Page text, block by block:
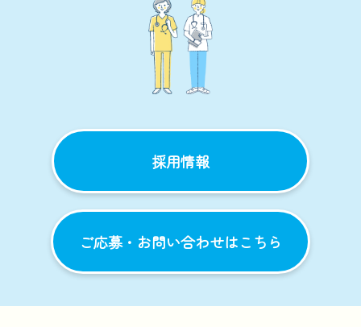
採用情報
ご応募・お問い合わせはこちら